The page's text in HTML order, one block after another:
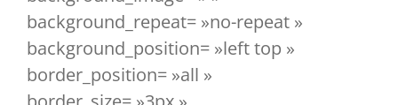
background_repeat= »no-repeat »
background_position= »left top »
border_position= »all »